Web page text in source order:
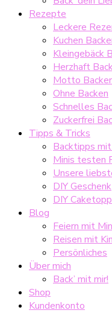
Rezepte
Leckere
Kuchen
Kleingebäck
Herzhaft
Motto
Ohne Backen
Schnelles
Zuckerfrei
Tipps & Tricks
Backtipps
Minis testen
Unsere
DIY Geschenk
DIY
Blog
Feiern mit
Reisen mit
Persönliches
Über mich
Back’ mit mir!
Shop
Kundenkonto